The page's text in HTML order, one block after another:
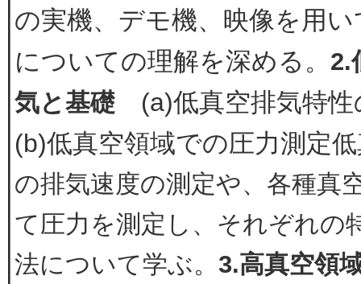
の実機、デモ機、映像を用
についての理解を深める。 2.
気と基礎 (a)低真空排気特性
(b)低真空領域での圧力測定
の排気速度の測定や、各種真
て圧力を測定し、それぞれの
法について学ぶ。 3.高真空領